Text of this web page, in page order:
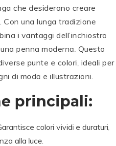
che desiderano creare
una lunga tradizione
i vantaggi dell’inchiostro
penna moderna. Questo
punte e colori, ideali per
di moda e illustrazioni.
principali:
colori vividi e duraturi,
alla luce.